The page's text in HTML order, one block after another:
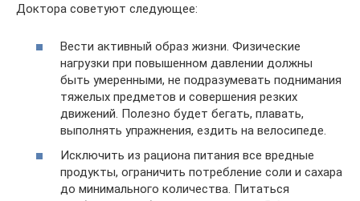
Доктора советуют следующее:
Вести активный образ жизни. Физические
нагрузки при повышенном давлении должны
быть умеренными, не подразумевать поднимания
тяжелых предметов и совершения резких
движений. Полезно будет бегать, плавать,
выполнять упражнения, ездить на велосипеде.
Исключить из рациона питания все вредные
продукты, ограничить потребление соли и сахара
до минимального количества. Питаться